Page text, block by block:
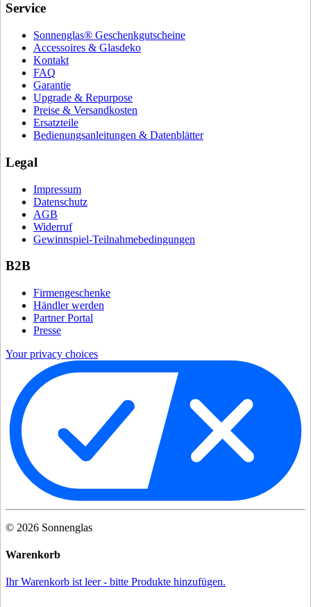
Service
Sonnenglas® Geschenkgutscheine
Accessoires & Glasdeko
Kontakt
FAQ
Garantie
Upgrade & Repurpose
Preise & Versandkosten
Ersatzteile
Bedienungsanleitungen & Datenblätter
Legal
Impressum
Datenschutz
AGB
Widerruf
Gewinnspiel-Teilnahmebedingungen
B2B
Firmengeschenke
Händler werden
Partner Portal
Presse
Your privacy choices
© 2026 Sonnenglas
Warenkorb
Ihr Warenkorb ist leer - bitte Produkte hinzufügen.